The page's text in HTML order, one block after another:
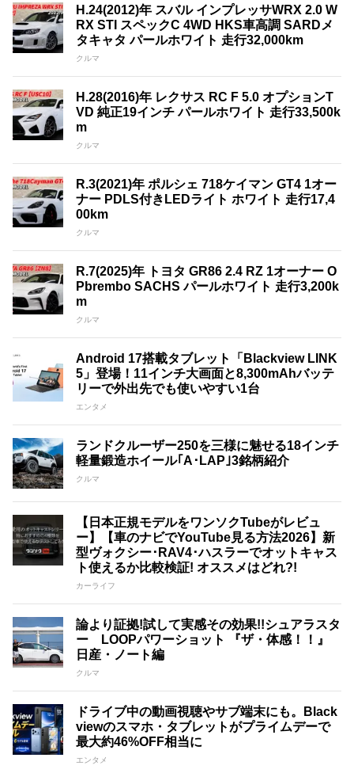
H.24(2012)年 スバル インプレッサWRX 2.0 W
RX STI スペックC 4WD HKS車高調 SARDメ
タキャタ パールホワイト 走行32,000km
クルマ
H.28(2016)年 レクサス RC F 5.0 オプションT
VD 純正19インチ パールホワイト 走行33,500k
m
クルマ
R.3(2021)年 ポルシェ 718ケイマン GT4 1オー
ナー PDLS付きLEDライト ホワイト 走行17,4
00km
クルマ
R.7(2025)年 トヨタ GR86 2.4 RZ 1オーナー O
Pbrembo SACHS パールホワイト 走行3,200k
m
クルマ
Android 17搭載タブレット「Blackview LINK
5」登場！11インチ大画面と8,300mAhバッテ
リーで外出先でも使いやすい1台
エンタメ
ランドクルーザー250を三様に魅せる18インチ
軽量鍛造ホイール｢A･LAP｣3銘柄紹介
クルマ
【日本正規モデルをワンソクTubeがレビュ
ー】【車のナビでYouTube見る方法2026】新
型ヴォクシー･RAV4･ハスラーでオットキャス
ト使えるか比較検証! オススメはどれ?!
カーライフ
論より証拠!試して実感その効果!!シュアラスタ
ー LOOPパワーショット 『ザ・体感！！』
日産・ノート編
クルマ
ドライブ中の動画視聴やサブ端末にも。Black
viewのスマホ・タブレットがプライムデーで
最大約46%OFF相当に
エンタメ